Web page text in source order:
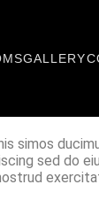
GALLERY
simos
sed do